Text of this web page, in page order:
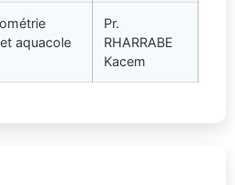
aquacole
Pr.
RHARRABE
Kacem